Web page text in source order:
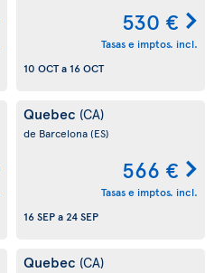
530 €
Tasas e imptos. incl.
10 OCTa 16 OCT
Quebec (CA)
de Barcelona(ES)
566 €
Tasas e imptos. incl.
16 SEPa24 SEP
Quebec (CA)